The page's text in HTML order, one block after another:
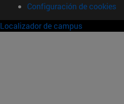
Configuración de cookies
Localizador de campus